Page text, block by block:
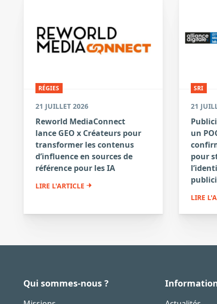
RÉGIES
21 JUILLET 2026
Reworld MediaConnect
lance GEO x Créateurs pour
transformer les contenus
d’influence en sources de
référence pour les IA
LIRE L'ARTICLE
SRI
21
un
pour
LIRE
Qui sommes-nous ?